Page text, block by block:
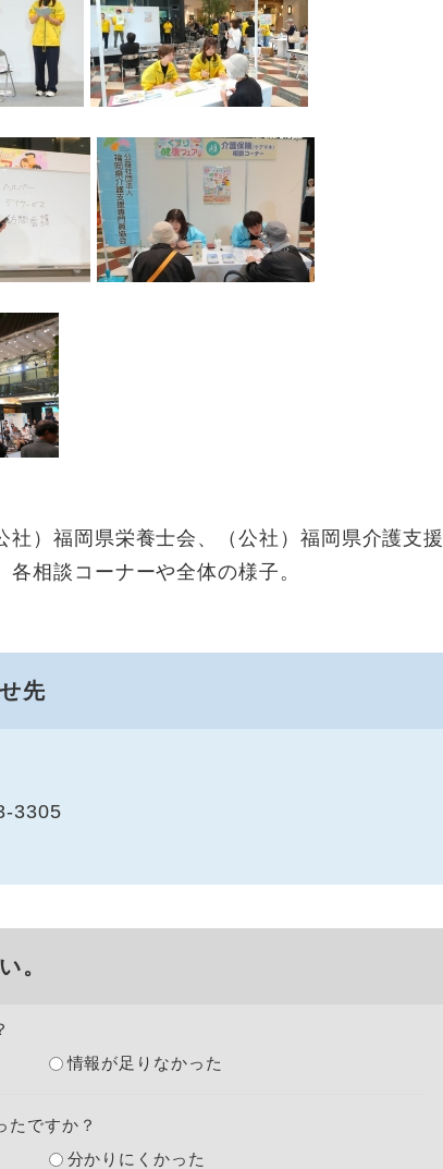
社）福岡県栄養士会、（公社）福岡県介護支援
相談コーナーや全体の様子。
先
3305
。
情報が足りなかった
たですか？
分かりにくかった